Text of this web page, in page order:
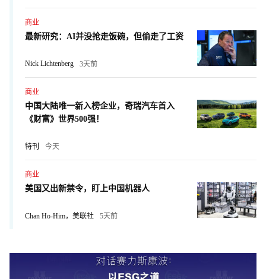
商业
最新研究：AI并没抢走饭碗，但偷走了工资
Nick Lichtenberg 3天前
商业
中国大陆唯一新入榜企业，奇瑞汽车首入
《财富》世界500强！
特刊 今天
商业
美国又出新禁令，盯上中国机器人
Chan Ho-Him，美联社 5天前